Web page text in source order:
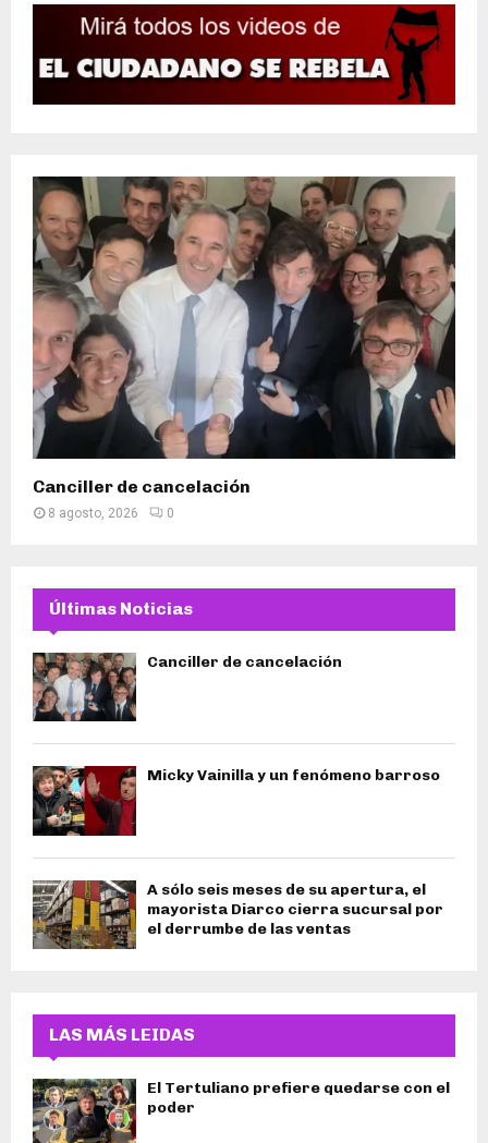
Canciller de cancelación
8 agosto, 2026 0
Últimas Noticias
Canciller de cancelación
Micky Vainilla y un fenómeno barroso
A sólo seis meses de su apertura, el
mayorista Diarco cierra sucursal por
el derrumbe de las ventas
LAS MÁS LEIDAS
El Tertuliano prefiere quedarse con el
poder